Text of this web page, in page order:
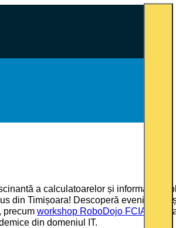
a calculatoarelor și informaticii
din Timișoara! Descoperă evenimente
precum workshop RoboDojo FCIA
, și fii
din domeniul IT.